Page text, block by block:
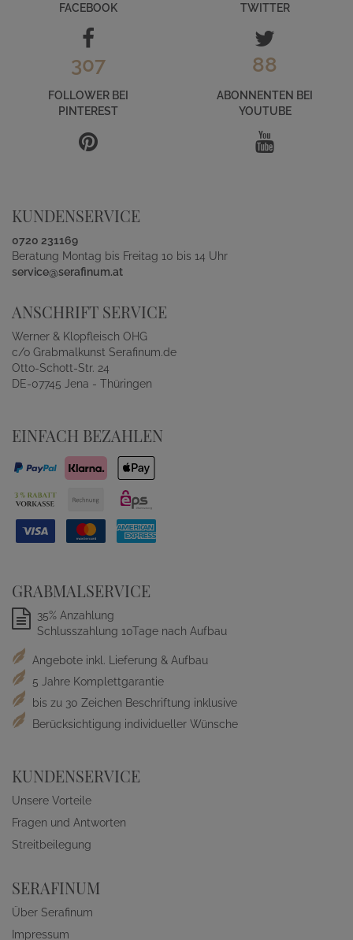
FACEBOOK
TWITTER
307
FOLLOWER BEI
PINTEREST
88
ABONNENTEN BEI
YOUTUBE
KUNDENSERVICE
0720 231169
Beratung Montag bis Freitag 10 bis 14 Uhr
service@serafinum.at
ANSCHRIFT SERVICE
Werner & Klopfleisch OHG
c/o Grabmalkunst Serafinum.de
Otto-Schott-Str. 24
DE-07745 Jena - Thüringen
EINFACH BEZAHLEN
GRABMALSERVICE
35% Anzahlung
Schlusszahlung 10Tage nach Aufbau
Angebote inkl. Lieferung & Aufbau
5 Jahre Komplettgarantie
bis zu 30 Zeichen Beschriftung inklusive
Berücksichtigung individueller Wünsche
KUNDENSERVICE
Unsere Vorteile
Fragen und Antworten
Streitbeilegung
SERAFINUM
Über Serafinum
Impressum